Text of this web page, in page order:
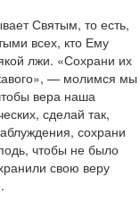
Святым, то есть,
всех, кто Ему
лжи. «Сохрани их
— молимся мы
вера наша
сделай так,
сохрани
чтобы не было
свою веру